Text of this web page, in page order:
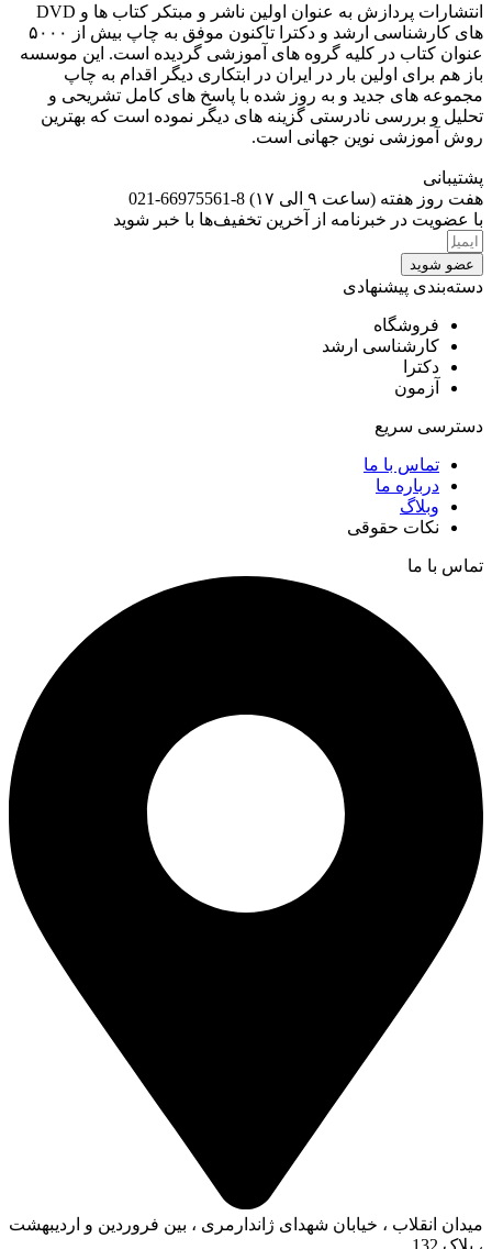
انتشارات پردازش به عنوان اولین ناشر و مبتکر کتاب ها و DVD
های کارشناسی ارشد و دکترا تاکنون موفق به چاپ بیش از ۵۰۰۰
عنوان کتاب در کلیه گروه های آموزشی گردیده است. این موسسه
باز هم برای اولین بار در ایران در ابتکاری دیگر اقدام به چاپ
مجموعه های جدید و به روز شده با پاسخ های کامل تشریحی و
تحلیل و بررسی نادرستی گزینه های دیگر نموده است که بهترین
روش آموزشی نوین جهانی است.
پشتیبانی
هفت روز هفته (ساعت ۹ الی ۱۷) 8-66975561-021
با عضویت در خبرنامه از آخرین تخفیف‌ها با خبر شوید
عضو شوید
دسته‌بندی پیشنهادی
فروشگاه
کارشناسی ارشد
دکترا
آزمون
دسترسی سریع
تماس با ما
درباره ما
وبلاگ
نکات حقوقی
تماس با ما
میدان انقلاب ، خیابان شهدای ژاندارمری ، بین فروردین و اردیبهشت